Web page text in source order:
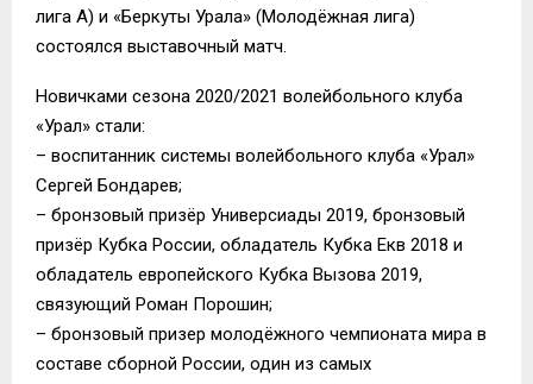
лига А) и «Беркуты Урала» (Молодёжная лига)
состоялся выставочный матч.
Новичками сезона 2020/2021 волейбольного клуба
«Урал» стали:
– воспитанник системы волейбольного клуба «Урал»
Сергей Бондарев;
– бронзовый призёр Универсиады 2019, бронзовый
призёр Кубка России, обладатель Кубка Екв 2018 и
обладатель европейского Кубка Вызова 2019,
связующий Роман Порошин;
– бронзовый призер молодёжного чемпионата мира в
составе сборной России, один из самых